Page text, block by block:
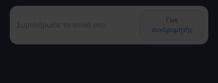
Γίνε
συνδρομητής